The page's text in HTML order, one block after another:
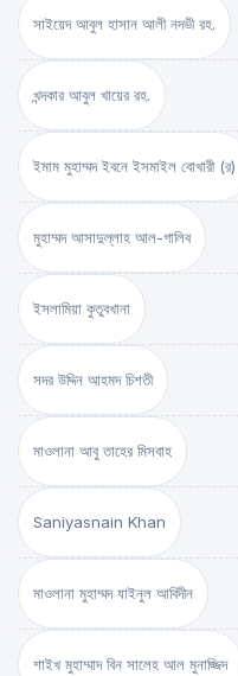
সাইয়েদ আবুল হাসান আলী নদভী রহ.
খন্দকার আবুল খায়ের রহ.
ইমাম মুহাম্মদ ইবনে ইসমাইল বোখারী (র)
মুহাম্মদ আসাদুল্লাহ আল-গালিব
ইসলামিয়া কুতুবখানা
সদর উদ্দিন আহমদ চিশতী
মাওলানা আবু তাহের মিসবাহ
Saniyasnain Khan
মাওলানা মুহাম্মদ যাইনুল আবিদীন
শাইখ মুহাম্মাদ বিন সালেহ আল মুনাজ্জিদ